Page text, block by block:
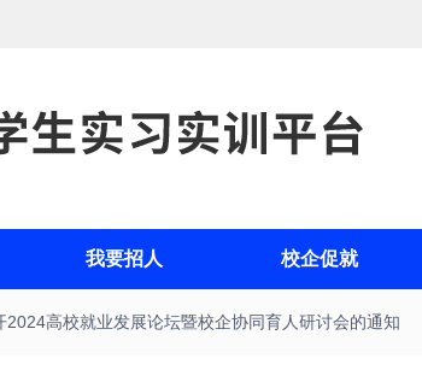
我要招人 校企促就
2024高校就业发展论坛暨校企协同育人研讨会的通知